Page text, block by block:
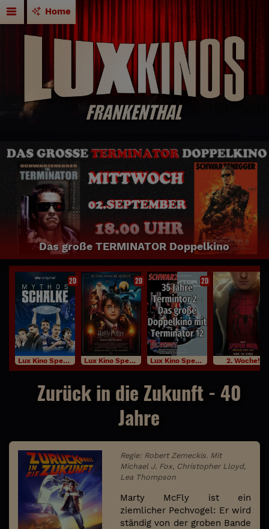
Home
Das große TERMINATOR Doppelkino
2D
Lux Kino Specials
2D
Lux Kino Specials
2D
Lux Kino Specials 2. Woche!
Zurück in die Zukunft - 40
Jahre
Regie: Robert Zemeckis. Mit
Michael J. Fox, Christopher Lloyd,
Lea Thompson
Marty McFly ist ein
ziemlicher Pechvogel: Er wird
ständig von der groben Bande